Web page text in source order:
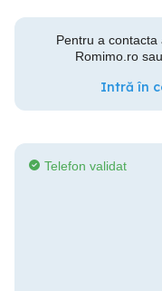
Pentru a
Romimo.ro
Intră în
Telefon validat